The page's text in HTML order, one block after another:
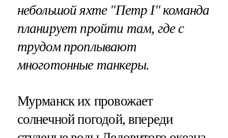
небольшой яхте "Петр I" команда
планирует пройти там, где с
трудом проплывают
многотонные танкеры.
Мурманск их провожает
солнечной погодой, впереди